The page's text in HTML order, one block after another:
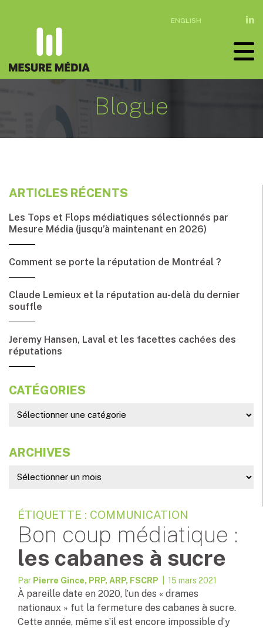
ENGLISH
Blogue
ARTICLES RÉCENTS
Les Tops et Flops médiatiques sélectionnés par
Mesure Média (jusqu’à maintenant en 2026)
Comment se porte la réputation de Montréal ?
Claude Lemieux et la réputation au-delà du dernier
souffle
Jeremy Hansen, Laval et les facettes cachées des
réputations
CATÉGORIES
ARCHIVES
ÉTIQUETTE : COMMUNICATION
Bon coup médiatique :
les cabanes à sucre
Par Pierre Gince, PRP, ARP, FSCRP | 15 mars 2021
À pareille date en 2020, l’un des « drames
nationaux » fut la fermeture des cabanes à sucre.
Cette année, même s’il est encore impossible d’y